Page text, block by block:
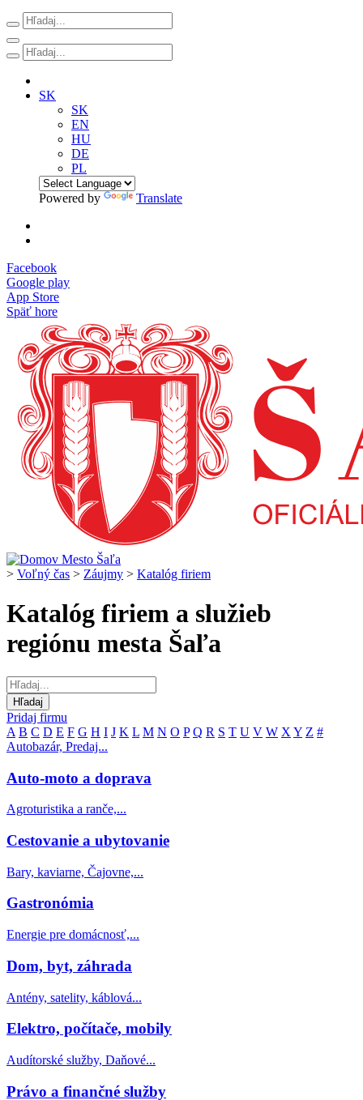
SK
SK
EN
HU
DE
PL
Powered by Translate
Facebook
Google play
App Store
Späť hore
> Voľný čas > Záujmy > Katalóg firiem
Katalóg firiem a služieb
regiónu mesta Šaľa
Pridaj firmu
A B C D E F G H I J K L M N O P Q R S T U V W X Y Z #
Autobazár, Predaj...
Auto-moto a doprava
Agroturistika a ranče,...
Cestovanie a ubytovanie
Bary, kaviarne, Čajovne,...
Gastronómia
Energie pre domácnosť,...
Dom, byt, záhrada
Antény, satelity, káblová...
Elektro, počítače, mobily
Audítorské služby, Daňové...
Právo a finančné služby